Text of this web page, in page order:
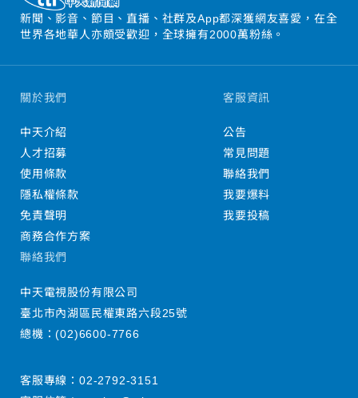
新聞、影音、節目、直播、社群及App都深獲網友喜愛，在全
世界各地華人亦頗受歡迎，全球擁有2000萬粉絲。
關於我們
中天介紹
人才招募
使用條款
隱私權條款
免責聲明
商務合作方案
客服資訊
公告
常見問題
聯絡我們
我要爆料
我要投稿
聯絡我們
中天電視股份有限公司
臺北市內湖區民權東路六段25號
總機：(02)6600-7766
客服專線： 02-2792-3151